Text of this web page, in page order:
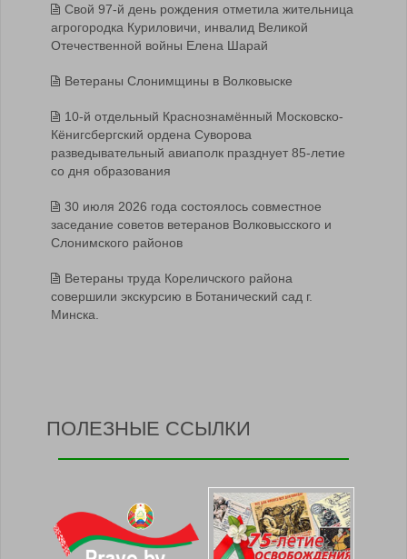
Свой 97-й день рождения отметила жительница
агрогородка Куриловичи, инвалид Великой
Отечественной войны Елена Шарай
Ветераны Слонимщины в Волковыске
10-й отдельный Краснознамённый Московско-
Кёнигсбергский ордена Суворова
разведывательный авиаполк празднует 85-летие
со дня образования
30 июля 2026 года состоялось совместное
заседание советов ветеранов Волковысского и
Слонимского районов
Ветераны труда Кореличского района
совершили экскурсию в Ботанический сад г.
Минска.
ПОЛЕЗНЫЕ ССЫЛКИ